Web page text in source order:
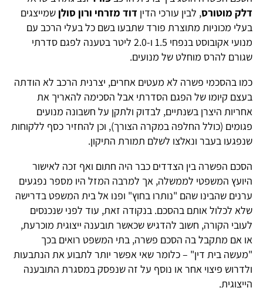
דלק מוטורס, לבין עורכי הדין דוד מזרחי ורון סולן שמייצגים
בעלי מכוניות מתוצרת פורד שתבעו בשם כל בעלי הרכב עם
מנועי אקובוסט בנפחי 1.5 ו-2.0 ליטר בטענה לפגם סדרתי
שגורם להרס מוחלט של מנועים.
כמו בהסכמי פשרה לא מעטים אחרים, יצרנית הרכב לא הודתה
בעצם קיומו של הפגם הסדרתי אבל הסכימה להאריך את
אחריות היצרן בשנתיים, לבדוק ולתקן על חשבונה מנועים
פגומים (כולל החלפה במקרה הצורך), וכן להחזיר כסף ללקוחות
שנפגעו בעבר ונאלצו לשלם תמורת התיקון.
הסכם הפשרה בין הצדדים כבר היה חתום ואף זכה לאישור
היועץ המשפטי לממשלה, אך למרבה המזל היו מספר נפגעים
ערנים שהבינו שהם "נותרו בחוץ" ופנו אל בית המשפט בדרישה
שלא לכלול אותם בהסכם. בנקודה זאת, עוד לפני שנכנסים
לעובי הקורה, חשוב להדגיש שכאשר תובענה ייצוגית מוכרעת,
או אם מתקבל בה הסכם פשרה, בתי המשפט רואים בכך
"מעשה בית דין" – כלומר שאי אפשר יותר לתבוע את הנתבעות
ולדרוש פיצוי אחר או נוסף על זה שנפסק במסגרת התובענה
הייצוגית.